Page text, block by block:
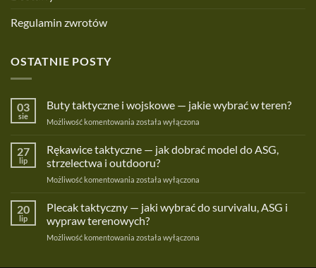
Regulamin zwrotów
OSTATNIE POSTY
03
sie
Buty taktyczne i wojskowe — jakie wybrać w teren?
Możliwość komentowania Buty
wojskowe
—
jakie
teren?
została wyłączona
27
lip
Rękawice taktyczne — jak dobrać model do ASG,
strzelectwa i outdooru?
Możliwość komentowania Rękawice
jak
dobrać
model
została wyłączona
20
lip
Plecak taktyczny — jaki wybrać do survivalu, ASG i
wypraw terenowych?
Możliwość komentowania Plecak
została wyłączona